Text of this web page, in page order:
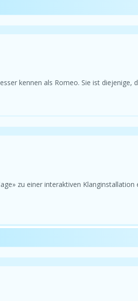
kennen als Romeo. Sie ist
zu einer interaktiven